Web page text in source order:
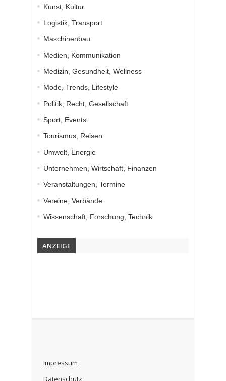
Kunst, Kultur
Logistik, Transport
Maschinenbau
Medien, Kommunikation
Medizin, Gesundheit, Wellness
Mode, Trends, Lifestyle
Politik, Recht, Gesellschaft
Sport, Events
Tourismus, Reisen
Umwelt, Energie
Unternehmen, Wirtschaft, Finanzen
Veranstaltungen, Termine
Vereine, Verbände
Wissenschaft, Forschung, Technik
ANZEIGE
Impressum
Datenschutz